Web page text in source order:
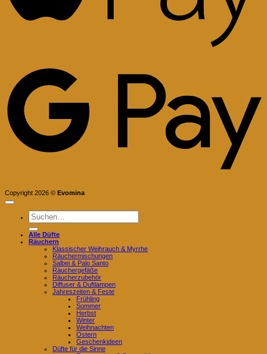
Copyright 2026 © Evomina
Suchen
nach:
Alle Düfte
Räuchern
Klassischer Weihrauch & Myrrhe
Räuchermischungen
Salbei & Palo Santo
Räuchergefäße
Räucherzubehör
Diffuser & Duftlampen
Jahreszeiten & Feste
Frühling
Sommer
Herbst
Winter
Weihnachten
Ostern
Geschenkideen
Düfte für die Sinne